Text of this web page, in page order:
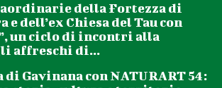
della Fortezza di
e dell’ex Chiesa del Tau con
un ciclo di incontri alla
affreschi di...
Gavinana con NATURART 54: